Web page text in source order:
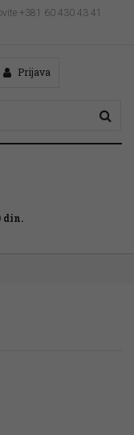
+381 60 430 43 41
Prijava
din.